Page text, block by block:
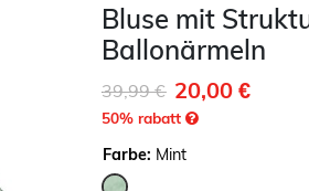
Bluse mit
Ballonärmeln
Reduziert von
39,99 €auf
20,00 €
50% rabatt
Farbe: Mint